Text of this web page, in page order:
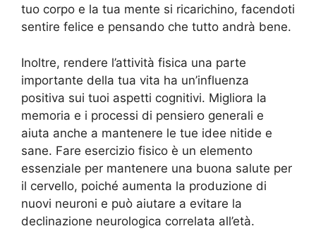
tuo corpo e la tua mente si ricarichino, facendoti
sentire felice e pensando che tutto andrà bene.
Inoltre, rendere l’attività fisica una parte
importante della tua vita ha un’influenza
positiva sui tuoi aspetti cognitivi. Migliora la
memoria e i processi di pensiero generali e
aiuta anche a mantenere le tue idee nitide e
sane. Fare esercizio fisico è un elemento
essenziale per mantenere una buona salute per
il cervello, poiché aumenta la produzione di
nuovi neuroni e può aiutare a evitare la
declinazione neurologica correlata all’età.